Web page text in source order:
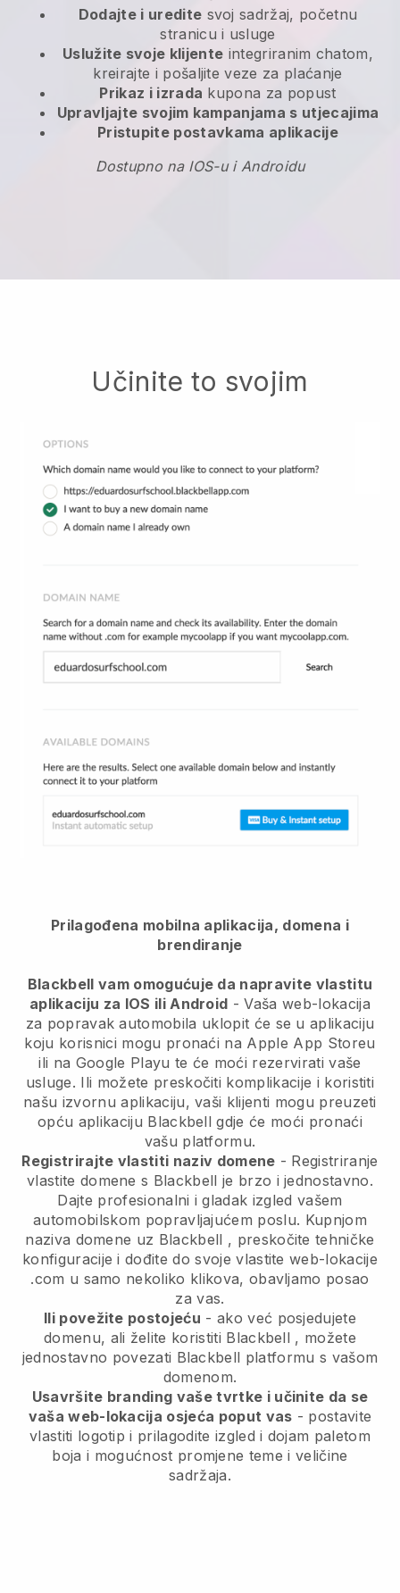
Dodajte i uredite svoj sadržaj, početnu
stranicu i usluge
Uslužite svoje klijente integriranim chatom,
kreirajte i pošaljite veze za plaćanje
Prikaz i izrada kupona za popust
Upravljajte svojim kampanjama s utjecajima
Pristupite postavkama aplikacije
Dostupno na IOS-u i Androidu
Učinite to svojim
Prilagođena mobilna aplikacija, domena i
brendiranje
Blackbell vam omogućuje da napravite vlastitu
aplikaciju za IOS ili Android -Vaša web-lokacija
za popravak automobila uklopit će se u aplikaciju
koju korisnici mogu pronaći na Apple App Storeu
ili na Google Playu te će moći rezervirati vaše
usluge. Ili možete preskočiti komplikacije i koristiti
našu izvornu aplikaciju, vaši klijenti mogu preuzeti
opću aplikaciju Blackbell gdje će moći pronaći
vašu platformu.
Registrirajte vlastiti naziv domene - Registriranje
vlastite domene s Blackbell je brzo i jednostavno.
Dajte profesionalni i gladak izgled vašem
automobilskom popravljajućem poslu. Kupnjom
naziva domene uz Blackbell , preskočite tehničke
konfiguracije i dođite do svoje vlastite web-lokacije
.com u samo nekoliko klikova, obavljamo posao
za vas.
Ili povežite postojeću - ako već posjedujete
domenu, ali želite koristiti Blackbell , možete
jednostavno povezati Blackbell platformu s vašom
domenom.
Usavršite branding vaše tvrtke i učinite da se
vaša web-lokacija osjeća poput vas - postavite
vlastiti logotip i prilagodite izgled i dojam paletom
boja i mogućnost promjene teme i veličine
sadržaja.